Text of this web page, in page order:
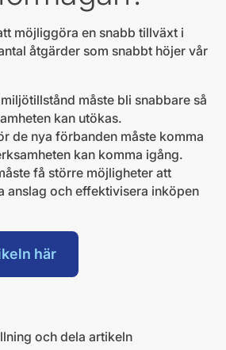
möjliggöra en snabb tillväxt i
åtgärder som snabbt höjer vår
måste bli snabbare så
kan utökas.
de nya förbanden måste komma
kan komma igång.
få större möjligheter att
anslag och effektivisera inköpen
här
och dela artikeln